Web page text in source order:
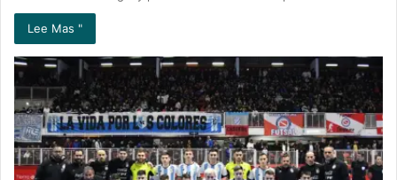
Lee Mas "